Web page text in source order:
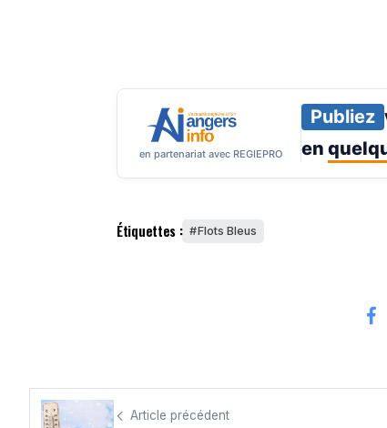
en partenariat avec REGIEPRO
Publiez
en
Étiquettes : Flots Bleus
Article précédent